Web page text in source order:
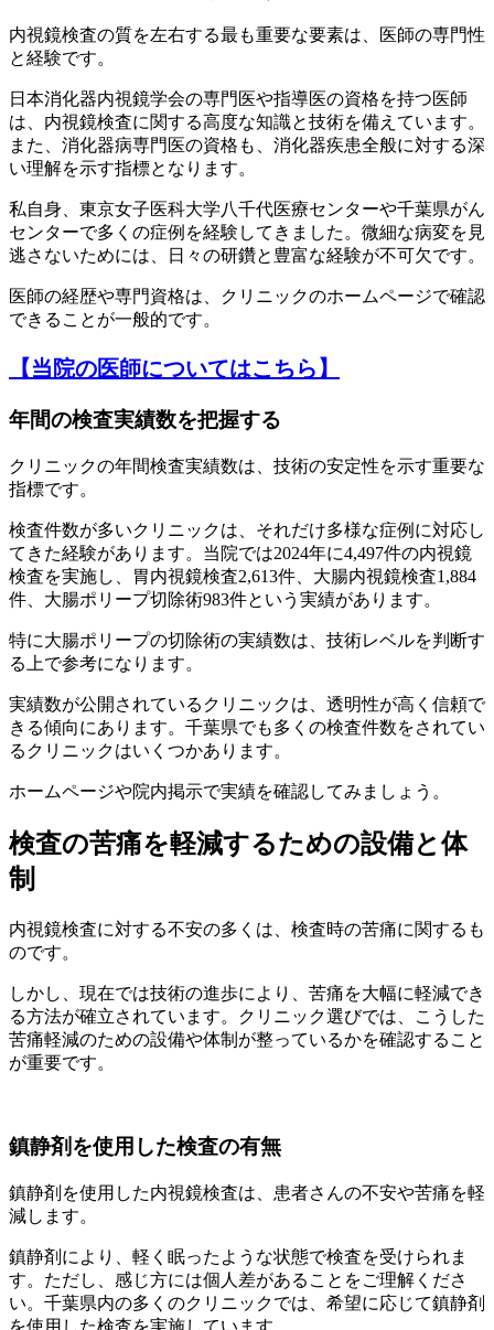
内視鏡検査の質を左右する最も重要な要素は、医師の専門性
と経験です。
日本消化器内視鏡学会の専門医や指導医の資格を持つ医師
は、内視鏡検査に関する高度な知識と技術を備えています。
また、消化器病専門医の資格も、消化器疾患全般に対する深
い理解を示す指標となります。
私自身、東京女子医科大学八千代医療センターや千葉県がん
センターで多くの症例を経験してきました。微細な病変を見
逃さないためには、日々の研鑽と豊富な経験が不可欠です。
医師の経歴や専門資格は、クリニックのホームページで確認
できることが一般的です。
【当院の医師についてはこちら】
年間の検査実績数を把握する
クリニックの年間検査実績数は、技術の安定性を示す重要な
指標です。
検査件数が多いクリニックは、それだけ多様な症例に対応し
てきた経験があります。当院では2024年に4,497件の内視鏡
検査を実施し、胃内視鏡検査2,613件、大腸内視鏡検査1,884
件、大腸ポリープ切除術983件という実績があります。
特に大腸ポリープの切除術の実績数は、技術レベルを判断す
る上で参考になります。
実績数が公開されているクリニックは、透明性が高く信頼で
きる傾向にあります。千葉県でも多くの検査件数をされてい
るクリニックはいくつかあります。
ホームページや院内掲示で実績を確認してみましょう。
検査の苦痛を軽減するための設備と体
制
内視鏡検査に対する不安の多くは、検査時の苦痛に関するも
のです。
しかし、現在では技術の進歩により、苦痛を大幅に軽減でき
る方法が確立されています。クリニック選びでは、こうした
苦痛軽減のための設備や体制が整っているかを確認すること
が重要です。
鎮静剤を使用した検査の有無
鎮静剤を使用した内視鏡検査は、患者さんの不安や苦痛を軽
減します。
鎮静剤により、軽く眠ったような状態で検査を受けられま
す。ただし、感じ方には個人差があることをご理解くださ
い。千葉県内の多くのクリニックでは、希望に応じて鎮静剤